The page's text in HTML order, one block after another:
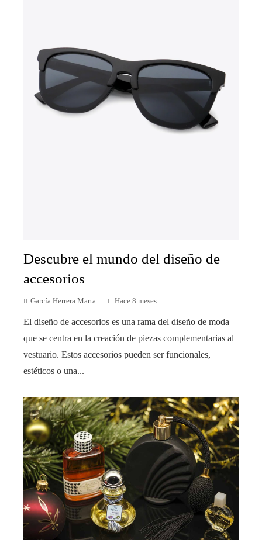
Descubre el mundo del diseño de
accesorios
García Herrera Marta Hace 8 meses
El diseño de accesorios es una rama del diseño de moda
que se centra en la creación de piezas complementarias al
vestuario. Estos accesorios pueden ser funcionales,
estéticos o una...